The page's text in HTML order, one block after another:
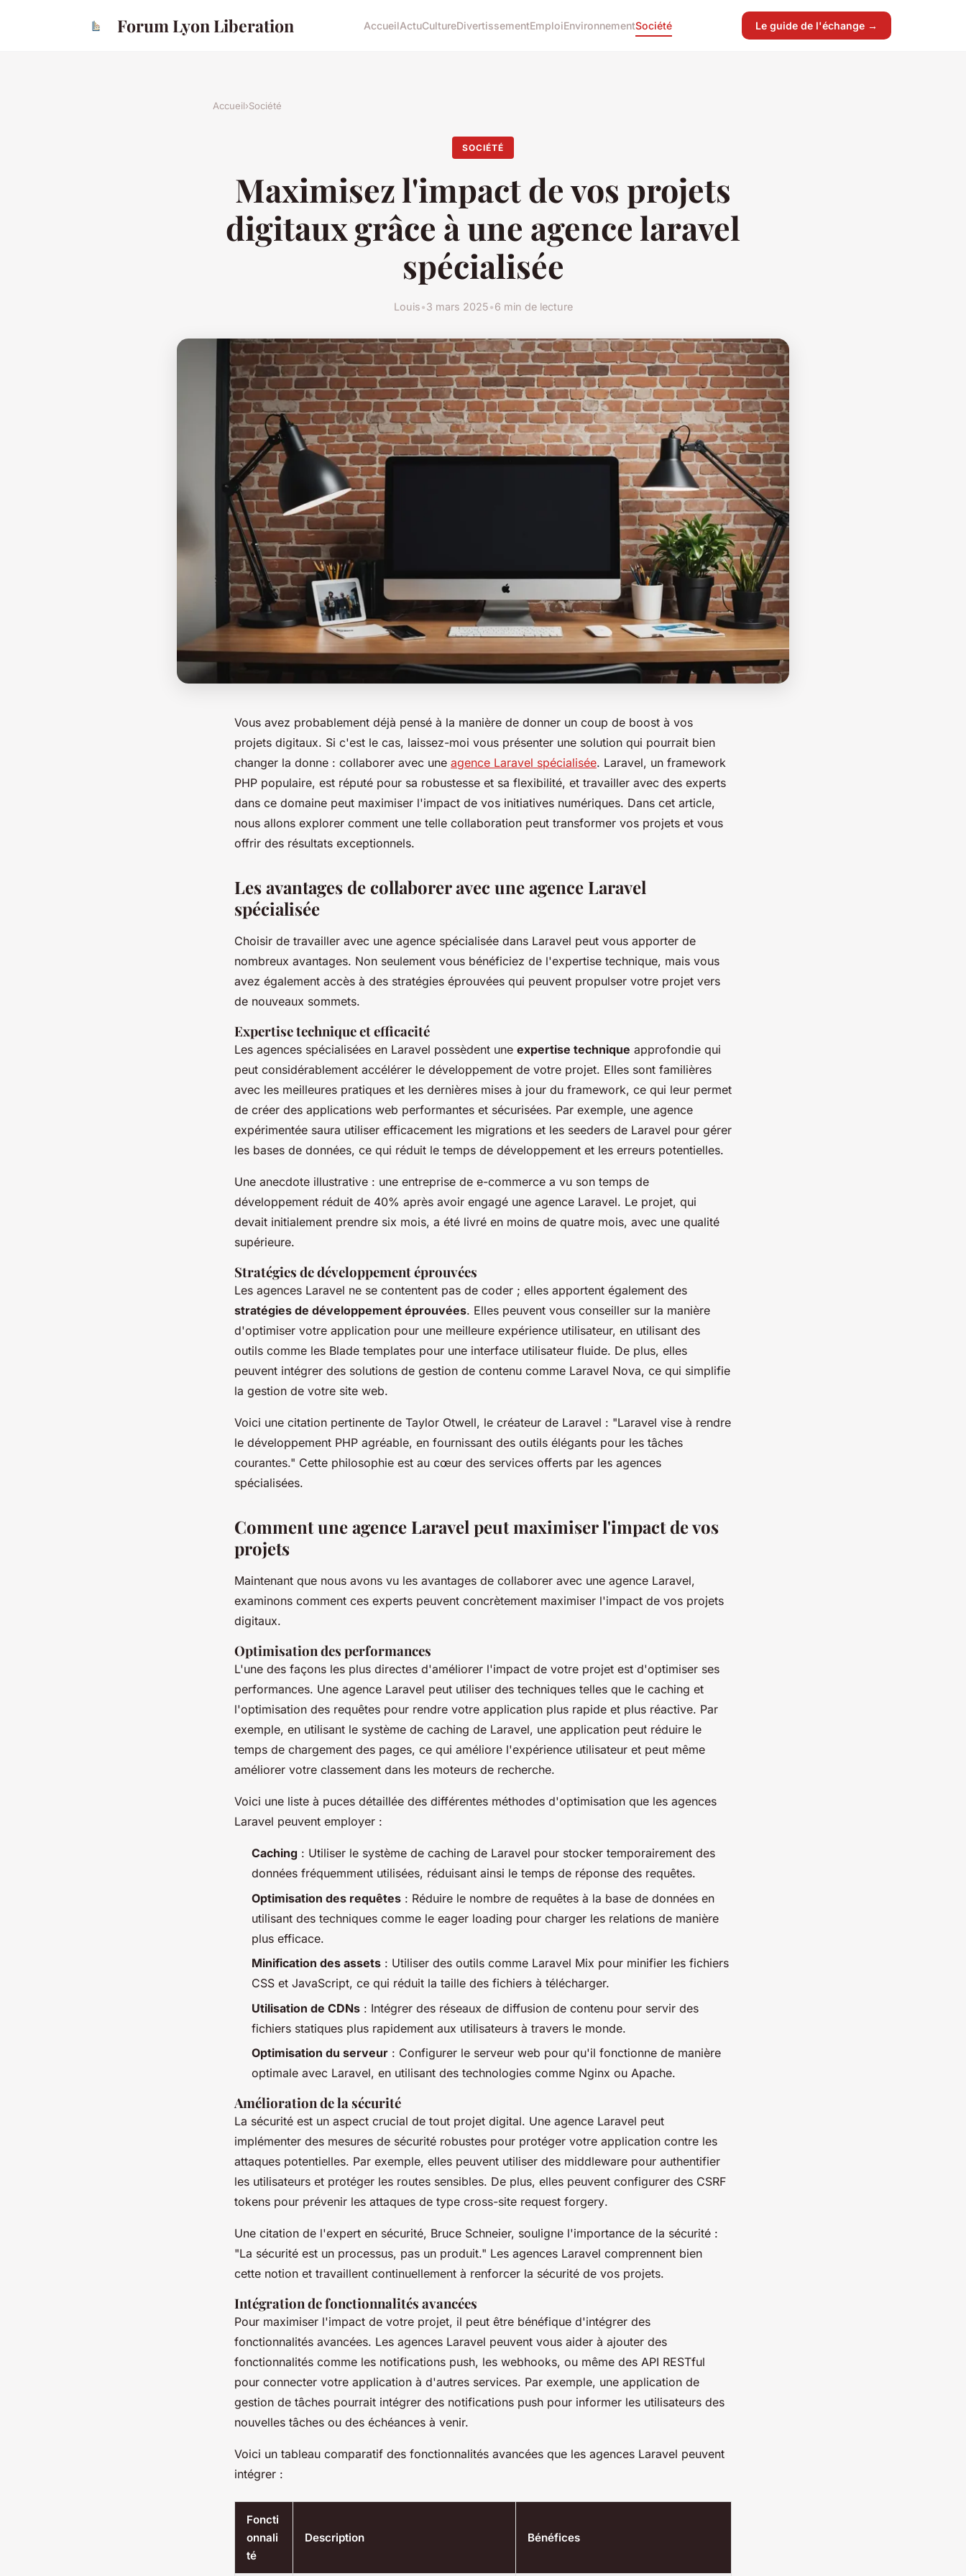
Forum Lyon Liberation AccueilActuCultureDivertissementEmploiEnvironnementSociété Le guide de l'échange →
Accueil›Société
SOCIÉTÉ
Maximisez l'impact de vos projets
digitaux grâce à une agence laravel
spécialisée
Louis•3 mars 2025•6 min de lecture
Vous avez probablement déjà pensé à la manière de donner un coup de boost à vos
projets digitaux. Si c'est le cas, laissez-moi vous présenter une solution qui pourrait bien
changer la donne : collaborer avec une agence Laravel spécialisée. Laravel, un framework
PHP populaire, est réputé pour sa robustesse et sa flexibilité, et travailler avec des experts
dans ce domaine peut maximiser l'impact de vos initiatives numériques. Dans cet article,
nous allons explorer comment une telle collaboration peut transformer vos projets et vous
offrir des résultats exceptionnels.
Les avantages de collaborer avec une agence Laravel
spécialisée
Choisir de travailler avec une agence spécialisée dans Laravel peut vous apporter de
nombreux avantages. Non seulement vous bénéficiez de l'expertise technique, mais vous
avez également accès à des stratégies éprouvées qui peuvent propulser votre projet vers
de nouveaux sommets.
Expertise technique et efficacité
Les agences spécialisées en Laravel possèdent une expertise technique approfondie qui
peut considérablement accélérer le développement de votre projet. Elles sont familières
avec les meilleures pratiques et les dernières mises à jour du framework, ce qui leur permet
de créer des applications web performantes et sécurisées. Par exemple, une agence
expérimentée saura utiliser efficacement les migrations et les seeders de Laravel pour gérer
les bases de données, ce qui réduit le temps de développement et les erreurs potentielles.
Une anecdote illustrative : une entreprise de e-commerce a vu son temps de
développement réduit de 40% après avoir engagé une agence Laravel. Le projet, qui
devait initialement prendre six mois, a été livré en moins de quatre mois, avec une qualité
supérieure.
Stratégies de développement éprouvées
Les agences Laravel ne se contentent pas de coder ; elles apportent également des
stratégies de développement éprouvées. Elles peuvent vous conseiller sur la manière
d'optimiser votre application pour une meilleure expérience utilisateur, en utilisant des
outils comme les Blade templates pour une interface utilisateur fluide. De plus, elles
peuvent intégrer des solutions de gestion de contenu comme Laravel Nova, ce qui simplifie
la gestion de votre site web.
Voici une citation pertinente de Taylor Otwell, le créateur de Laravel : "Laravel vise à rendre
le développement PHP agréable, en fournissant des outils élégants pour les tâches
courantes." Cette philosophie est au cœur des services offerts par les agences
spécialisées.
Comment une agence Laravel peut maximiser l'impact de vos
projets
Maintenant que nous avons vu les avantages de collaborer avec une agence Laravel,
examinons comment ces experts peuvent concrètement maximiser l'impact de vos projets
digitaux.
Optimisation des performances
L'une des façons les plus directes d'améliorer l'impact de votre projet est d'optimiser ses
performances. Une agence Laravel peut utiliser des techniques telles que le caching et
l'optimisation des requêtes pour rendre votre application plus rapide et plus réactive. Par
exemple, en utilisant le système de caching de Laravel, une application peut réduire le
temps de chargement des pages, ce qui améliore l'expérience utilisateur et peut même
améliorer votre classement dans les moteurs de recherche.
Voici une liste à puces détaillée des différentes méthodes d'optimisation que les agences
Laravel peuvent employer :
Caching : Utiliser le système de caching de Laravel pour stocker temporairement des
données fréquemment utilisées, réduisant ainsi le temps de réponse des requêtes.
Optimisation des requêtes : Réduire le nombre de requêtes à la base de données en
utilisant des techniques comme le eager loading pour charger les relations de manière
plus efficace.
Minification des assets : Utiliser des outils comme Laravel Mix pour minifier les fichiers
CSS et JavaScript, ce qui réduit la taille des fichiers à télécharger.
Utilisation de CDNs : Intégrer des réseaux de diffusion de contenu pour servir des
fichiers statiques plus rapidement aux utilisateurs à travers le monde.
Optimisation du serveur : Configurer le serveur web pour qu'il fonctionne de manière
optimale avec Laravel, en utilisant des technologies comme Nginx ou Apache.
Amélioration de la sécurité
La sécurité est un aspect crucial de tout projet digital. Une agence Laravel peut
implémenter des mesures de sécurité robustes pour protéger votre application contre les
attaques potentielles. Par exemple, elles peuvent utiliser des middleware pour authentifier
les utilisateurs et protéger les routes sensibles. De plus, elles peuvent configurer des CSRF
tokens pour prévenir les attaques de type cross-site request forgery.
Une citation de l'expert en sécurité, Bruce Schneier, souligne l'importance de la sécurité :
"La sécurité est un processus, pas un produit." Les agences Laravel comprennent bien
cette notion et travaillent continuellement à renforcer la sécurité de vos projets.
Intégration de fonctionnalités avancées
Pour maximiser l'impact de votre projet, il peut être bénéfique d'intégrer des
fonctionnalités avancées. Les agences Laravel peuvent vous aider à ajouter des
fonctionnalités comme les notifications push, les webhooks, ou même des API RESTful
pour connecter votre application à d'autres services. Par exemple, une application de
gestion de tâches pourrait intégrer des notifications push pour informer les utilisateurs des
nouvelles tâches ou des échéances à venir.
Voici un tableau comparatif des fonctionnalités avancées que les agences Laravel peuvent
intégrer :
Foncti
onnali
té
Description Bénéfices